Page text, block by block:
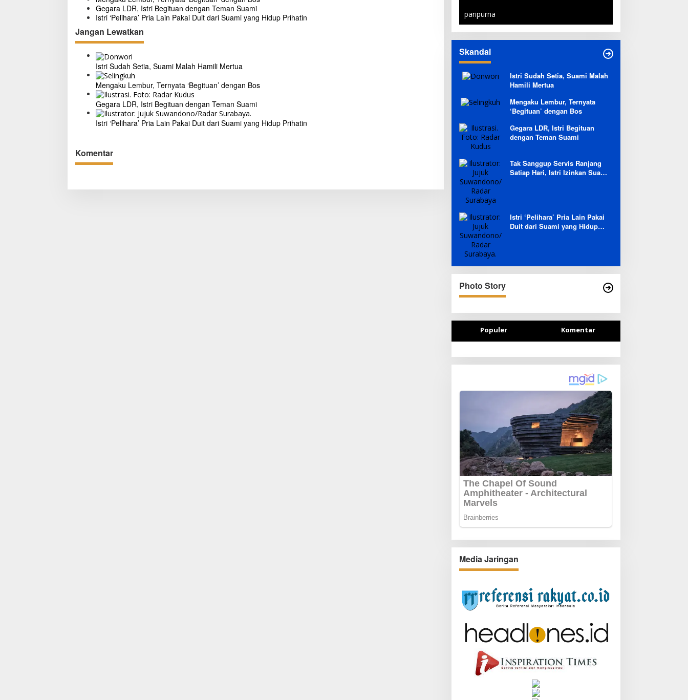
i
p
o
s
Gegara LDR, Istri Begituan dengan Teman Suami
Istri ‘Pelihara’ Pria Lain Pakai Duit dari Suami yang Hidup Prihatin
Jangan Lewatkan
Istri Sudah Setia, Suami Malah Hamili Mertua
Mengaku Lembur, Ternyata ‘Begituan’ dengan Bos
Gegara LDR, Istri Begituan dengan Teman Suami
Istri ‘Pelihara’ Pria Lain Pakai Duit dari Suami yang Hidup Prihatin
Komentar
paripurna
Skandal
Istri Sudah Setia, Suami Malah
Hamili Mertua
Mengaku Lembur, Ternyata
‘Begituan’ dengan Bos
Gegara LDR, Istri Begituan
dengan Teman Suami
Tak Sanggup Servis Ranjang
Satiap Hari, Istri Izinkan Suami
Istri ‘Pelihara’ Pria Lain Pakai
Duit dari Suami yang Hidup
Photo Story
Populer Komentar
Media Jaringan